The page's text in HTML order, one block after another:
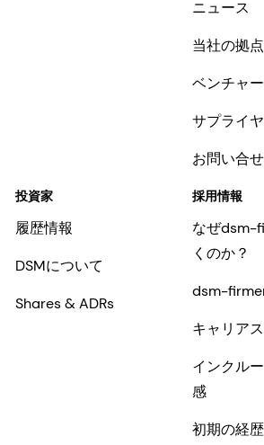
ニュース
当社の拠点
ベンチャー
サプライ
お問い合せ
投資家
履歴情報
DSMについて
Shares & ADRs
採用情報
なぜdsm-
くのか？
dsm-
キャリア
インクル
感
初期の経歴